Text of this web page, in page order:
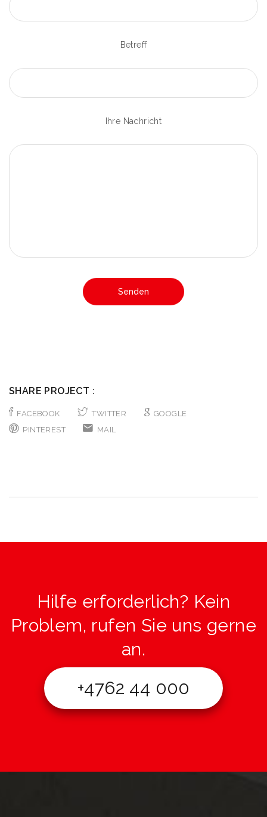
Betreff
Ihre Nachricht
SHARE PROJECT :
FACEBOOK TWITTER
GOOGLE
PINTEREST
MAIL
Hilfe erforderlich? Kein
Problem, rufen Sie uns gerne
an.
+4762 44 000